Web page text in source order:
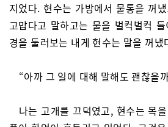
지었다. 현수는 가방에서 물통을 꺼
고맙다고 말하고는 물을 벌컥벌컥
경을 둘러보는 내게 현수는 말을 꺼냈
“아까 그 일에 대해 말해도 괜찮을
나는 고개를 끄덕였고, 현수는 목